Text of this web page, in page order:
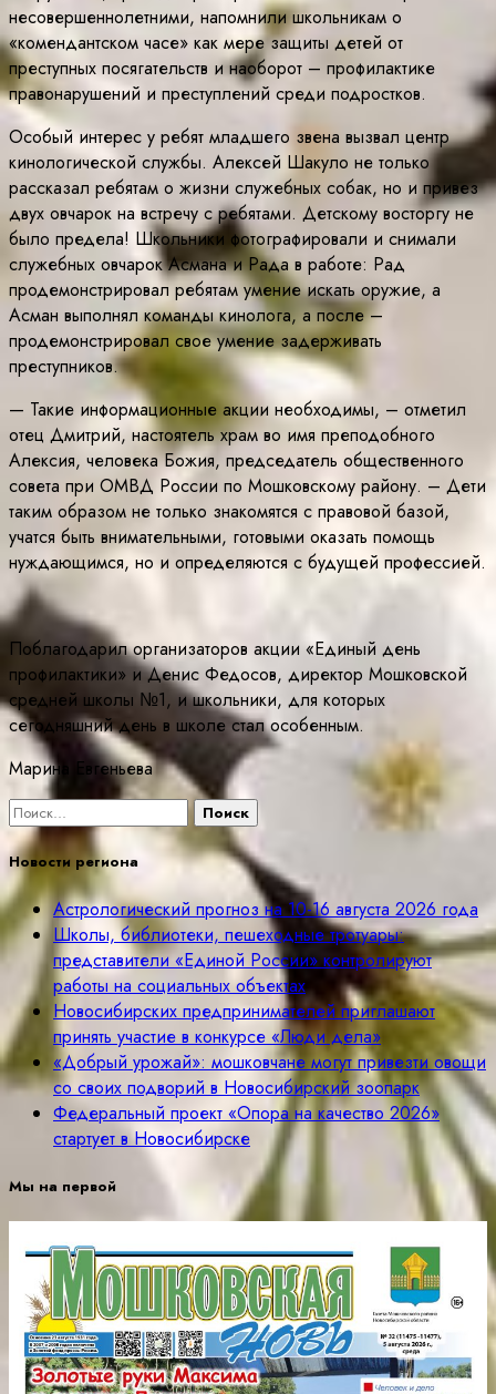
несовершеннолетними, напомнили школьникам о
«комендантском часе» как мере защиты детей от
преступных посягательств и наоборот – профилактике
правонарушений и преступлений среди подростков.
Особый интерес у ребят младшего звена вызвал центр
кинологической службы. Алексей Шакуло не только
рассказал ребятам о жизни служебных собак, но и привез
двух овчарок на встречу с ребятами. Детскому восторгу не
было предела! Школьники фотографировали и снимали
служебных овчарок Асмана и Рада в работе: Рад
продемонстрировал ребятам умение искать оружие, а
Асман выполнял команды кинолога, а после –
продемонстрировал свое умение задерживать
преступников.
— Такие информационные акции необходимы, – отметил
отец Дмитрий, настоятель храм во имя преподобного
Алексия, человека Божия, председатель общественного
совета при ОМВД России по Мошковскому району. – Дети
таким образом не только знакомятся с правовой базой,
учатся быть внимательными, готовыми оказать помощь
нуждающимся, но и определяются с будущей профессией.
Поблагодарил организаторов акции «Единый день
профилактики» и Денис Федосов, директор Мошковской
средней школы №1, и школьники, для которых
сегодняшний день в школе стал особенным.
Марина Евгеньева
Найти:
Новости региона
Астрологический прогноз на 10-16 августа 2026 года
Школы, библиотеки, пешеходные тротуары:
представители «Единой России» контролируют
работы на социальных объектах
Новосибирских предпринимателей приглашают
принять участие в конкурсе «Люди дела»
«Добрый урожай»: мошковчане могут привезти овощи
со своих подворий в Новосибирский зоопарк
Федеральный проект «Опора на качество 2026»
стартует в Новосибирске
Мы на первой